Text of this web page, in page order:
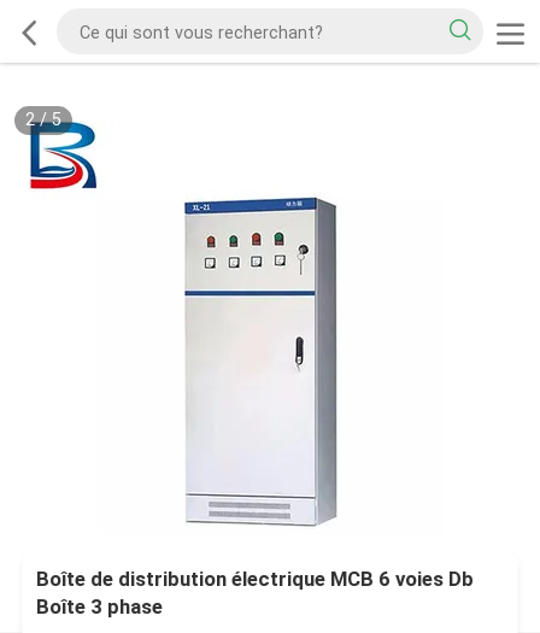
2/5
Boîte de distribution électrique MCB 6 voies Db
Boîte 3 phase